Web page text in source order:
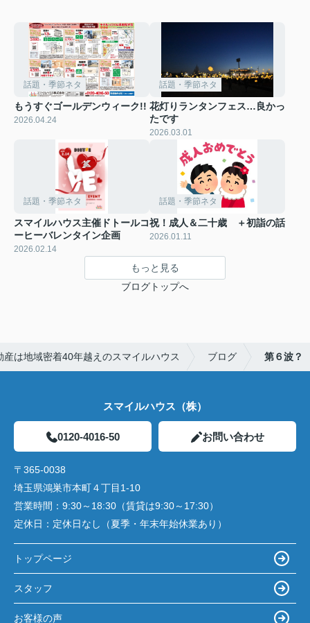
話題・季節ネタ
もうすぐゴールデンウィーク!!
2026.04.24
話題・季節ネタ
花灯りランタンフェス…良かっ
たです
2026.03.01
話題・季節ネタ
スマイルハウス主催ドトールコ
ーヒーバレンタイン企画
2026.02.14
話題・季節ネタ
祝！成人＆二十歳 ＋初詣の話
2026.01.11
もっと見る
ブログトップへ
産は地域密着40年越えのスマイルハウス ブログ 第６波？
スマイルハウス（株）
0120-4016-50 お問い合わせ
〒365-0038
埼玉県鴻巣市本町４丁目1-10
営業時間： 9:30～18:30（賃貸は9:30～17:30）
定休日： 定休日なし（夏季・年末年始休業あり）
トップページ
スタッフ
お客様の声